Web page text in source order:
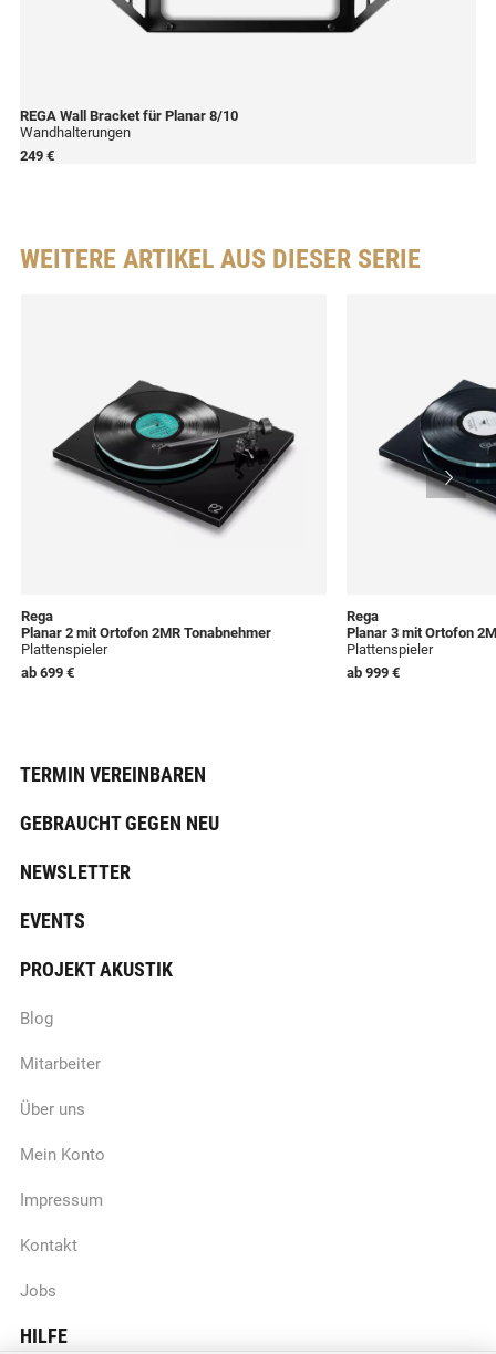
REGA Wall Bracket für Planar 8/10
Wandhalterungen
249 €
WEITERE ARTIKEL AUS DIESER SERIE
Rega
Planar 2 mit Ortofon 2MR Tonabnehmer
Plattenspieler
ab 699 €
Rega
Planar 3 mit Ortofon
Plattenspieler
ab 999 €
TERMIN VEREINBAREN
GEBRAUCHT GEGEN NEU
NEWSLETTER
EVENTS
PROJEKT AKUSTIK
Blog
Mitarbeiter
Über uns
Mein Konto
Impressum
Kontakt
Jobs
HILFE